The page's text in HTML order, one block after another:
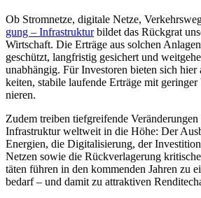
Ob Strom­netze, digitale Netze,
gung – Infra­strukturbildet das Rückgrat
Wirtschaft. Die Erträge aus solchen
ge­schützt, langfri­stig gesichert und
unabhängig. Für Investoren bieten sich
keiten, stabile laufende Erträge mit
nieren.
Zudem treiben tiefgrei­fende
Infra­struktur weltweit in die Höhe: Der
Energien, die Digita­li­sie­rung, der
Netzen sowie die Rückver­la­ge­rung
täten führen in den kommenden Jahren zu
be­darf – und damit zu attrak­tiven